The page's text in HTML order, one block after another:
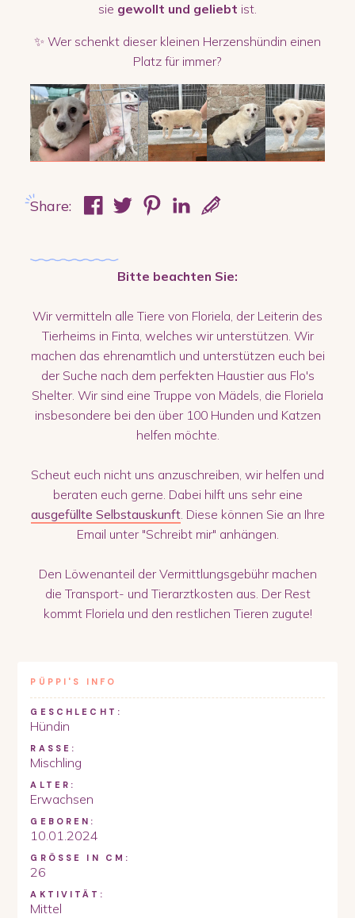
sie gewollt und geliebt ist.
✨ Wer schenkt dieser kleinen Herzenshündin einen
Platz für immer?
Share:
Bitte beachten Sie:
Wir vermitteln alle Tiere von Floriela, der Leiterin des
Tierheims in Finta, welches wir unterstützen. Wir
machen das ehrenamtlich und unterstützen euch bei
der Suche nach dem perfekten Haustier aus Flo's
Shelter. Wir sind eine Truppe von Mädels, die Floriela
insbesondere bei den über 100 Hunden und Katzen
helfen möchte.
Scheut euch nicht uns anzuschreiben, wir helfen und
beraten euch gerne. Dabei hilft uns sehr eine
ausgefüllte Selbstauskunft. Diese können Sie an Ihre
Email unter "Schreibt mir" anhängen.
Den Löwenanteil der Vermittlungsgebühr machen
die Transport- und Tierarztkosten aus. Der Rest
kommt Floriela und den restlichen Tieren zugute!
PÜPPI 'S INFO
GESCHLECHT:
Hündin
RASSE:
Mischling
ALTER:
Erwachsen
GEBOREN:
10.01.2024
GRÖSSE IN CM:
26
AKTIVITÄT:
Mittel